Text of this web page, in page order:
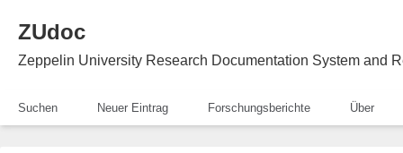
ZUdoc
Zeppelin University Research Documentation System and
Suchen Neuer Eintrag Forschungsberichte Über